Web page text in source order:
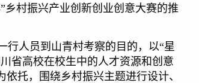
乡村振兴产业创新创业创意大赛的推
行人员到山青村考察的目的，以“星
省高校在校生中的人才资源和创意
托，围绕乡村振兴主题进行设计、